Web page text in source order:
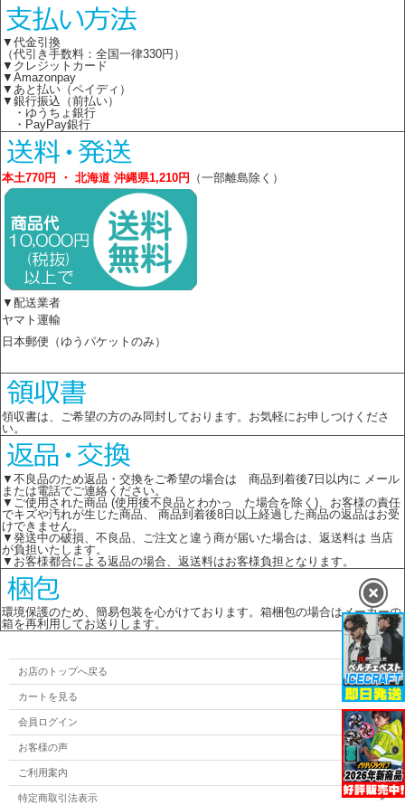
▼代金引換
（代引き手数料：全国一律330円）
▼クレジットカード
▼Amazonpay
▼あと払い（ペイディ）
▼銀行振込（前払い）
・ゆうちょ銀行
・PayPay銀行
本土770円 ・ 北海道 沖縄県1,210円 （一部離島除く）
▼配送業者
ヤマト運輸
日本郵便（ゆうパケットのみ）
領収書は、ご希望の方のみ同封しております。お気軽にお申しつけくださ
い。
▼不良品のため返品・交換をご希望の場合は 商品到着後7日以内に メール
または電話でご連絡ください。
▼ご使用された商品 (使用後不良品とわかっ た場合を除く)、お客様の責任
でキズや汚れが生じた商品、 商品到着後8日以上経過した商品の返品はお受
けできません。
▼発送中の破損、不良品、ご注文と違う商が届いた場合は、返送料は 当店
が負担いたします。
▼お客様都合による返品の場合、返送料はお客様負担となります。
環境保護のため、簡易包装を心がけております。箱梱包の場合はメーカーの
箱を再利用してお送りします。
お店のトップへ戻る
カートを見る
会員ログイン
お客様の声
ご利用案内
特定商取引法表示